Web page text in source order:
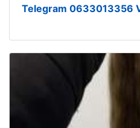
Telegram 0633013356